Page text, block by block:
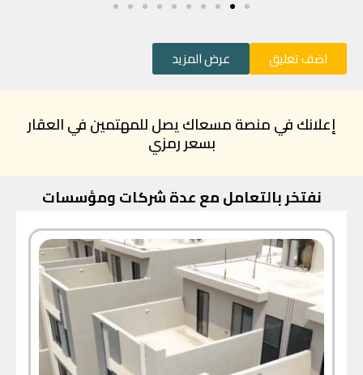
اضف تعليق عرض المزيد
إعلانك في منصة مسعاك يصل للمهتمين في العقار
بسعر رمزي
نفتخر بالتعامل مع عدة شركات ومؤسسات